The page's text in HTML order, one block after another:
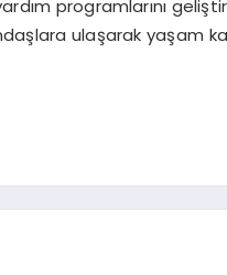
programlarını
ulaşarak yaşam